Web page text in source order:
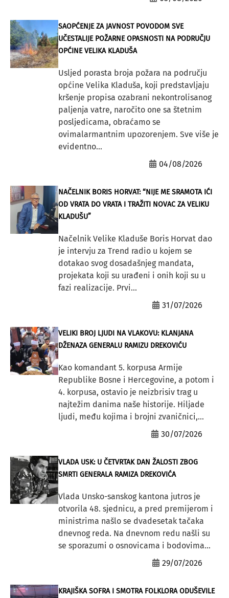
SAOPĆENJE ZA JAVNOST POVODOM SVE
UČESTALIJE POŽARNE OPASNOSTI NA PODRUČJU
OPĆINE VELIKA KLADUŠA
Usljed porasta broja požara na području
općine Velika Kladuša, koji predstavljaju
kršenje propisa ozabrani nekontrolisanog
paljenja vatre, naročito one sa štetnim
posljedicama, obraćamo se
ovimalarmantnim upozorenjem. Sve više je
evidentno...
04/08/2026
NAČELNIK BORIS HORVAT: “NIJE ME SRAMOTA IĆI
OD VRATA DO VRATA I TRAŽITI NOVAC ZA VELIKU
KLADUŠU”
Načelnik Velike Kladuše Boris Horvat dao
je intervju za Trend radio u kojem se
dotakao svog dosadašnjeg mandata,
projekata koji su urađeni i onih koji su u
fazi realizacije. Prvi...
31/07/2026
VELIKI BROJ LJUDI NA VLAKOVU: KLANJANA
DŽENAZA GENERALU RAMIZU DREKOVIĆU
Kao komandant 5. korpusa Armije
Republike Bosne i Hercegovine, a potom i
4. korpusa, ostavio je neizbrisiv trag u
najtežim danima naše historije. Hiljade
ljudi, među kojima i brojni zvaničnici,...
30/07/2026
VLADA USK: U ČETVRTAK DAN ŽALOSTI ZBOG
SMRTI GENERALA RAMIZA DREKOVIĆA
Vlada Unsko-sanskog kantona jutros je
otvorila 48. sjednicu, a pred premijerom i
ministrima našlo se dvadesetak tačaka
dnevnog reda. Na dnevnom redu našli su
se sporazumi o osnovicama i bodovima...
29/07/2026
KRAJIŠKA SOFRA I SMOTRA FOLKLORA ODUŠEVILE